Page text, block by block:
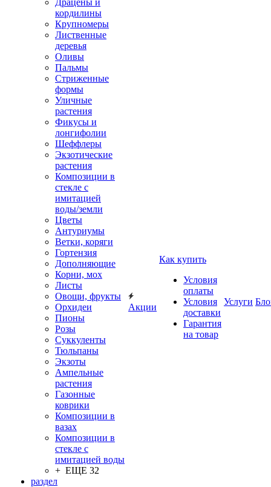
Драцены и
кордилины
Крупномеры
Лиственные
деревья
Оливы
Пальмы
Стриженные
формы
Уличные
растения
Фикусы и
лонгифолии
Шеффлеры
Экзотические
растения
Композиции в
стекле с
имитацией
воды/земли
Цветы
Антуриумы
Ветки, коряги
Гортензия
Дополняющие
Корни, мох
Листы
Овощи, фрукты
Орхидеи
Пионы
Розы
Суккуленты
Тюльпаны
Экзоты
Ампельные
растения
Газонные
коврики
Композиции в
вазах
Композиции в
стекле с
имитацией воды
+ ЕЩЕ 32
раздел
Акции
Как купить
Условия
оплаты
Условия
доставки
Гарантия
на товар
Услуги